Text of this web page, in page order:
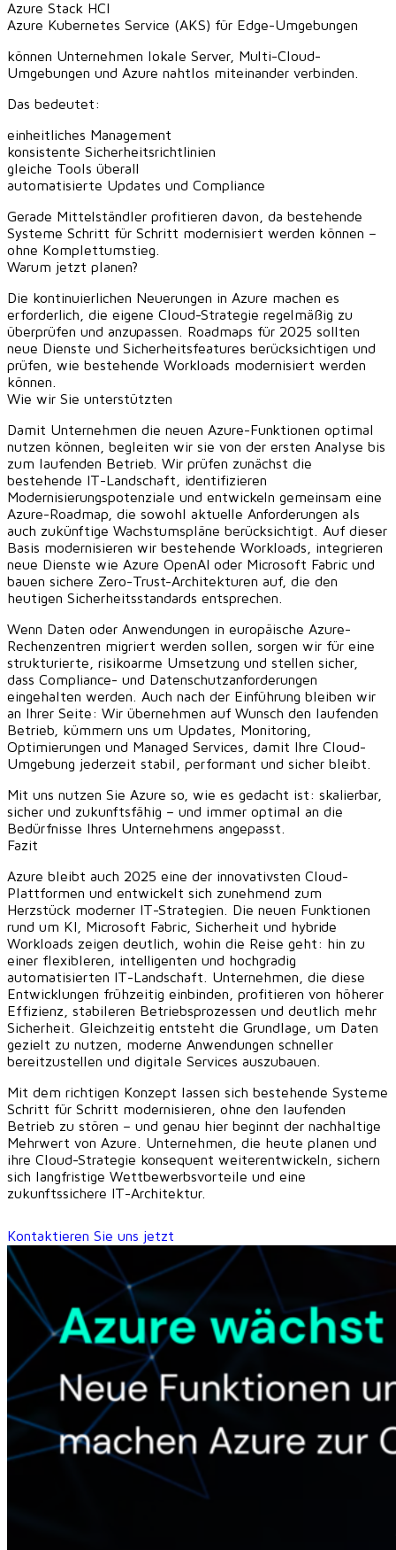
Azure Stack HCI
Azure Kubernetes Service (AKS) für Edge-Umgebungen
können Unternehmen lokale Server, Multi-Cloud-
Umgebungen und Azure nahtlos miteinander verbinden.
Das bedeutet:
einheitliches Management
konsistente Sicherheitsrichtlinien
gleiche Tools überall
automatisierte Updates und Compliance
Gerade Mittelständler profitieren davon, da bestehende
Systeme Schritt für Schritt modernisiert werden können –
ohne Komplettumstieg.
Warum jetzt planen?
Die kontinuierlichen Neuerungen in Azure machen es
erforderlich, die eigene Cloud-Strategie regelmäßig zu
überprüfen und anzupassen. Roadmaps für 2025 sollten
neue Dienste und Sicherheitsfeatures berücksichtigen und
prüfen, wie bestehende Workloads modernisiert werden
können.
Wie wir Sie unterstützten
Damit Unternehmen die neuen Azure-Funktionen optimal
nutzen können, begleiten wir sie von der ersten Analyse bis
zum laufenden Betrieb. Wir prüfen zunächst die
bestehende IT-Landschaft, identifizieren
Modernisierungspotenziale und entwickeln gemeinsam eine
Azure-Roadmap, die sowohl aktuelle Anforderungen als
auch zukünftige Wachstumspläne berücksichtigt. Auf dieser
Basis modernisieren wir bestehende Workloads, integrieren
neue Dienste wie Azure OpenAI oder Microsoft Fabric und
bauen sichere Zero-Trust-Architekturen auf, die den
heutigen Sicherheitsstandards entsprechen.
Wenn Daten oder Anwendungen in europäische Azure-
Rechenzentren migriert werden sollen, sorgen wir für eine
strukturierte, risikoarme Umsetzung und stellen sicher,
dass Compliance- und Datenschutzanforderungen
eingehalten werden. Auch nach der Einführung bleiben wir
an Ihrer Seite: Wir übernehmen auf Wunsch den laufenden
Betrieb, kümmern uns um Updates, Monitoring,
Optimierungen und Managed Services, damit Ihre Cloud-
Umgebung jederzeit stabil, performant und sicher bleibt.
Mit uns nutzen Sie Azure so, wie es gedacht ist: skalierbar,
sicher und zukunftsfähig – und immer optimal an die
Bedürfnisse Ihres Unternehmens angepasst.
Fazit
Azure bleibt auch 2025 eine der innovativsten Cloud-
Plattformen und entwickelt sich zunehmend zum
Herzstück moderner IT-Strategien. Die neuen Funktionen
rund um KI, Microsoft Fabric, Sicherheit und hybride
Workloads zeigen deutlich, wohin die Reise geht: hin zu
einer flexibleren, intelligenten und hochgradig
automatisierten IT-Landschaft. Unternehmen, die diese
Entwicklungen frühzeitig einbinden, profitieren von höherer
Effizienz, stabileren Betriebsprozessen und deutlich mehr
Sicherheit. Gleichzeitig entsteht die Grundlage, um Daten
gezielt zu nutzen, moderne Anwendungen schneller
bereitzustellen und digitale Services auszubauen.
Mit dem richtigen Konzept lassen sich bestehende Systeme
Schritt für Schritt modernisieren, ohne den laufenden
Betrieb zu stören – und genau hier beginnt der nachhaltige
Mehrwert von Azure. Unternehmen, die heute planen und
ihre Cloud-Strategie konsequent weiterentwickeln, sichern
sich langfristige Wettbewerbsvorteile und eine
zukunftssichere IT-Architektur.
Kontaktieren Sie uns jetzt